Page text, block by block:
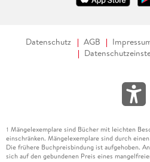
Datenschutz AGB
1 Mängelexemplare sind Bücher mit leichten
einschränken. Mängelexemplare sind durch
Die frühere Buchpreisbindung ist aufgehoben.
sich auf den gebundenen Preis eines